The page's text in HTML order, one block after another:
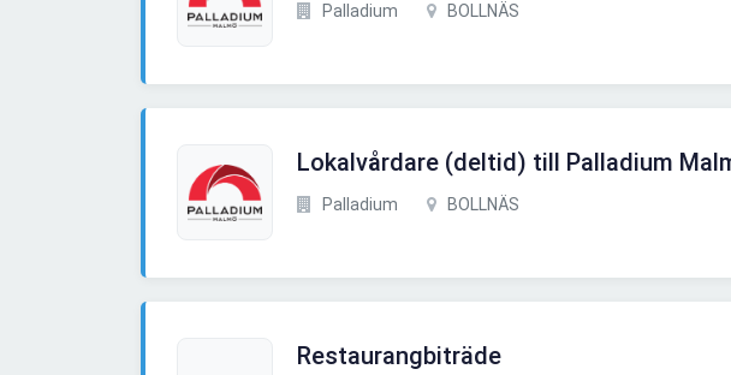
Palladium BOLLNÄS
Lokalvårdare (deltid) till Palladium
Palladium BOLLNÄS
Restaurangbiträde